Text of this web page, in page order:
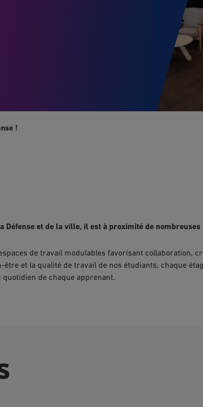
!
Défense et de la ville, il est à proximité de
de travail modulables favorisant collaboration,
et la qualité de travail de nos étudiants, chaque
de chaque apprenant.